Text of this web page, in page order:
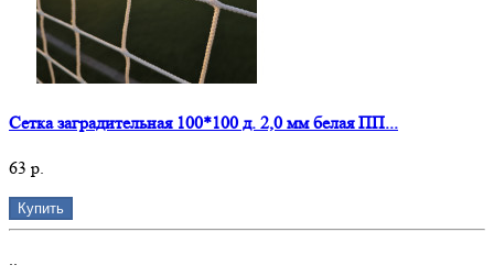
Сетка заградительная 100*100 д. 2,0 мм белая ПП...
63 р.
Купить
..